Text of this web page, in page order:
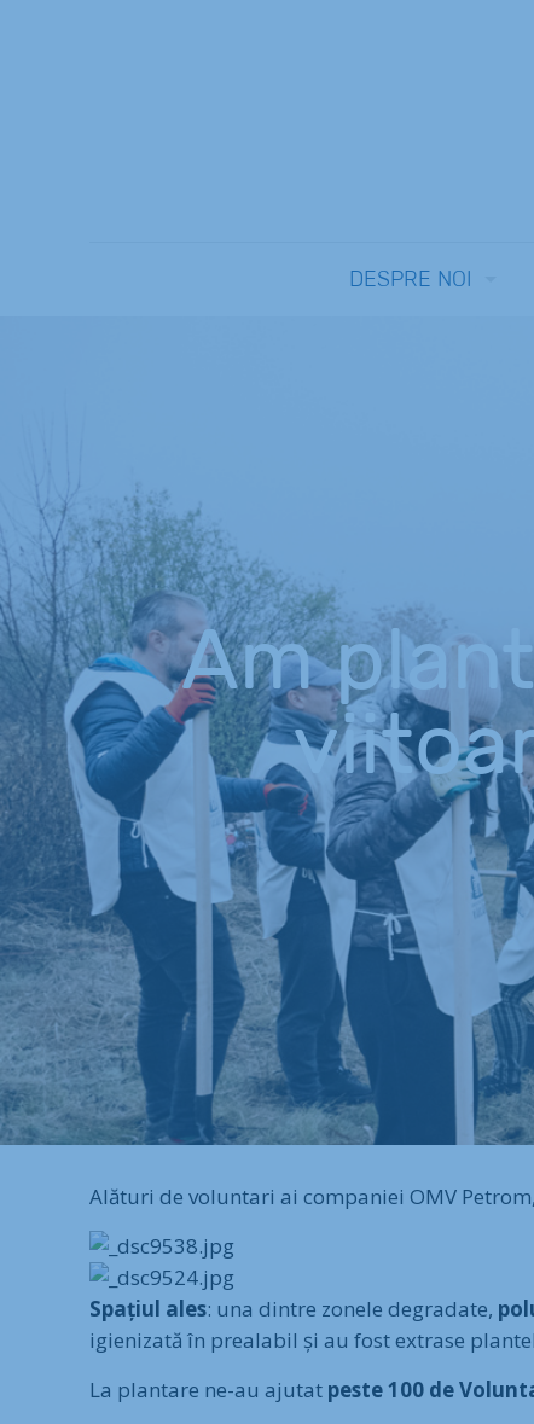
DESPRE NOI
Am
Alături de voluntari ai companiei OMV
Spațiul ales: una dintre zonele degradate,
igienizată în prealabil și au fost extrase
La plantare ne-au ajutat peste 100 de